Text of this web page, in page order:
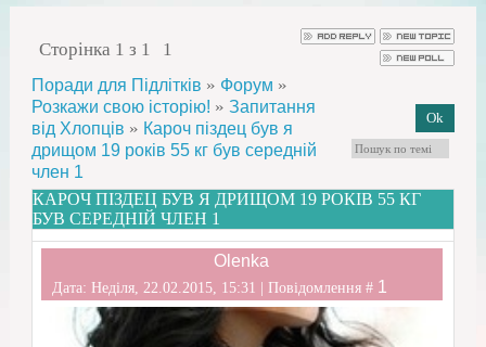
Сторінка 1 з 1 1
Поради для Підлітків » Форум »
Розкажи свою історію! » Запитання
від Хлопців » Кароч піздец був я
дрищом 19 років 55 кг був середній
член 1
КАРОЧ ПІЗДЕЦ БУВ Я ДРИЩОМ 19 РОКІВ 55 КГ
БУВ СЕРЕДНІЙ ЧЛЕН 1
Olenka
Дата: Неділя, 22.02.2015, 15:31 | Повідомлення # 1